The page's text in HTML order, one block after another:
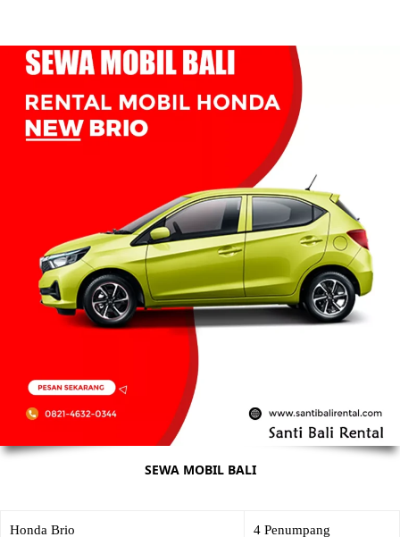
SEWA MOBIL BALI
Honda Brio 4 Penumpang